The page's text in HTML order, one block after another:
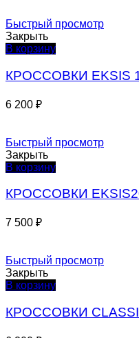
Быстрый просмотр
Закрыть
В корзину
КРОССОВКИ EKSIS
6 200 ₽
Быстрый просмотр
Закрыть
В корзину
КРОССОВКИ
7 500 ₽
Быстрый просмотр
Закрыть
В корзину
КРОССОВКИ